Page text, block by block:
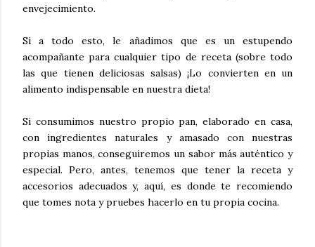
envejecimiento.
Si a todo esto, le añadimos que es un estupendo
acompañante para cualquier tipo de receta (sobre todo
las que tienen deliciosas salsas) ¡Lo convierten en un
alimento indispensable en nuestra dieta!
Si consumimos nuestro propio pan, elaborado en casa,
con ingredientes naturales y amasado con nuestras
propias manos, conseguiremos un sabor más auténtico y
especial. Pero, antes, tenemos que tener la receta y
accesorios adecuados y, aquí, es donde te recomiendo
que tomes nota y pruebes hacerlo en tu propia cocina.